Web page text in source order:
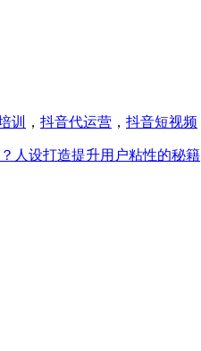
训 ， 抖音代运营 ， 抖音短视频
人设打造提升用户粘性的秘籍